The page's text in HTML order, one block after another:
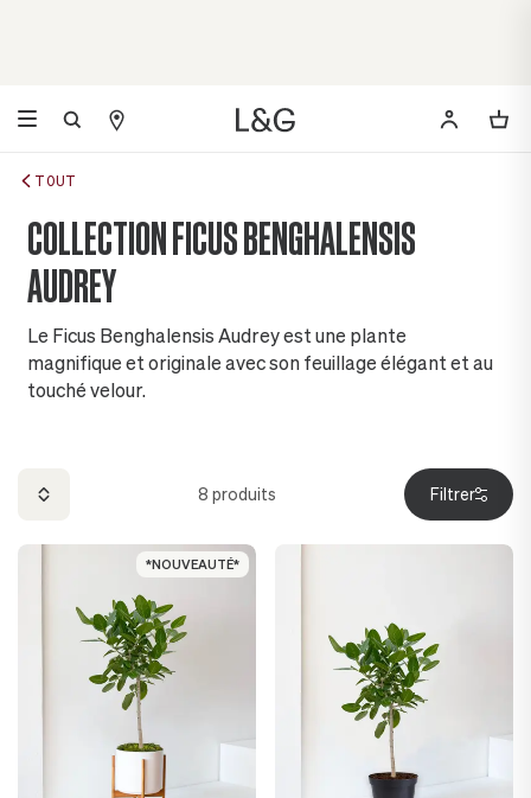
TOUT
COLLECTION FICUS BENGHALENSIS
AUDREY
Le Ficus Benghalensis Audrey est une plante
magnifique et originale avec son feuillage élégant et au
touché velour.
8 produits Filtrer
*NOUVEAUTÉ*
*NOUVEAUTÉ*